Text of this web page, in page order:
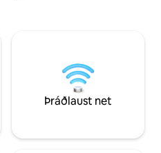
Þráðlaust net